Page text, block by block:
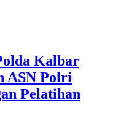
Kalbar
ASN Polri
Pelatihan